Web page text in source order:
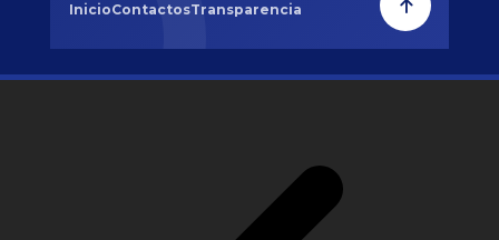
InicioContactosTransparencia